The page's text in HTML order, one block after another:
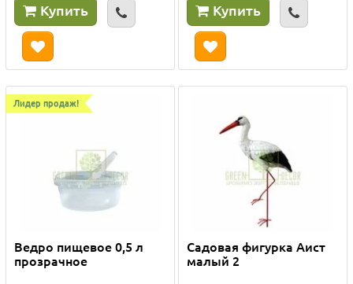
Купить Купить
Лидер продаж!
Ведро пищевое 0,5 л
прозрачное
Садовая фигурка Аист
малый 2